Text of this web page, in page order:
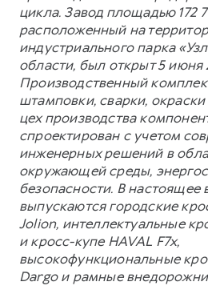
цикла. Завод площадью 172
расположенный на
индустриального парка
области, был открыт 5 июня
Производственный
штамповки, сварки,
цех производства
спроектирован с учетом
инженерных решений в
окружающей среды,
безопасности. В настоящее
выпускаются городские
Jolion, интеллектуальные
и кросс-купе HAVAL F7x,
высокофункциональные
Dargo и рамные